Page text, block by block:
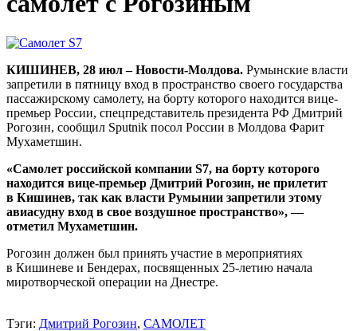
КИШИНЕВ, 28 июл – Новости-Молдова. Румынские власти
запретили в пятницу вход в пространство своего государства
пассажирскому самолету, на борту которого находится вице-
премьер России, спецпредставитель президента РФ Дмитрий
Рогозин, сообщил Sputnik посол России в Молдова Фарит
Мухаметшин.
«Самолет российской компании S7, на борту которого
находится вице-премьер Дмитрий Рогозин, не прилетит
в Кишинев, так как власти Румынии запретили этому
авиасудну вход в свое воздушное пространство», —
отметил Мухаметшин.
Рогозин должен был принять участие в мероприятиях
в Кишиневе и Бендерах, посвященных 25-летию начала
миротворческой операции на Днестре.
Тэги: Дмитрий Рогозин, САМОЛЕТ